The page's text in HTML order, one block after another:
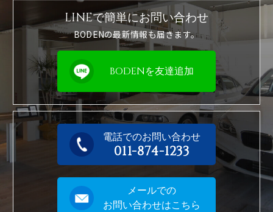
LINEで簡単にお問い合わせ
BODENの最新情報も届きます。
BODENを友達追加
電話でのお問い合わせ
011-874-1233
メールでの
お問い合わせはこちら